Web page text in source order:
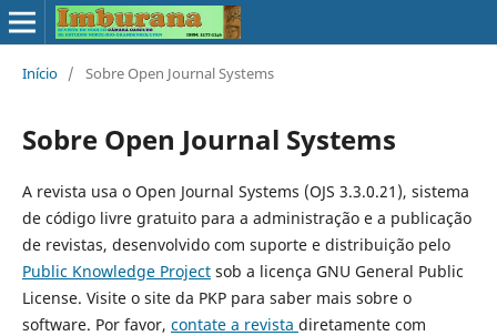
Início / Sobre Open Journal Systems
Sobre Open Journal Systems
A revista usa o Open Journal Systems (OJS 3.3.0.21), sistema
de código livre gratuito para a administração e a publicação
de revistas, desenvolvido com suporte e distribuição pelo
Public Knowledge Projectsob a licença GNU General Public
License. Visite o site da PKP para saber mais sobre o
software. Por favor, contate a revista diretamente com